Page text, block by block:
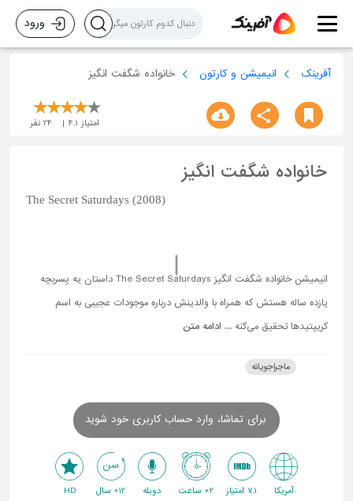
ورود
آفرینک انیمیشن و کارتون خانواده شگفت انگیز
امتیاز 4.1
24 نفر
خانواده شگفت انگیز
The Secret Saturdays (2008)
انیمیشن خانواده شگفت انگیز The Secret Saturdays داستان یه پسربچه
یازده ساله هستش که همراه با والدینش درباره موجودات عجیبی به اسم
کریپتیدها تحقیق می‌کنه ... ادامه متن
ماجراجویانه
برای تماشا، وارد حساب کاربری خود شوید
آمریکا 7.1 امتیاز 2+ ساعت دوبله 12+ سال HD